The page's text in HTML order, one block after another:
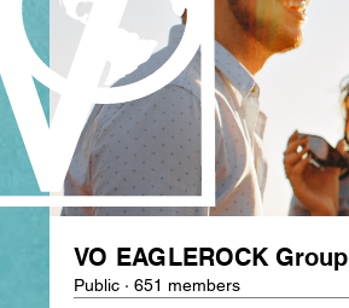
VO EAGLEROCK Group
Public · 651 members